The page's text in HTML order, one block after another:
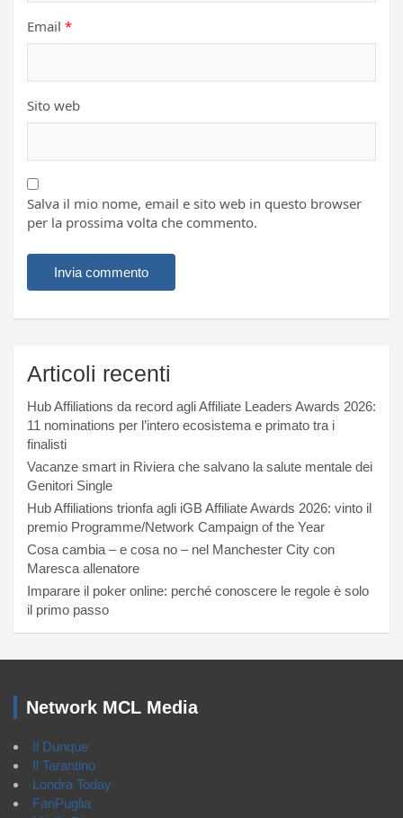
Email *
Sito web
Salva il mio nome, email e sito web in questo browser
per la prossima volta che commento.
Articoli recenti
Hub Affiliations da record agli Affiliate Leaders Awards 2026:
11 nominations per l’intero ecosistema e primato tra i
finalisti
Vacanze smart in Riviera che salvano la salute mentale dei
Genitori Single
Hub Affiliations trionfa agli iGB Affiliate Awards 2026: vinto il
premio Programme/Network Campaign of the Year
Cosa cambia – e cosa no – nel Manchester City con
Maresca allenatore
Imparare il poker online: perché conoscere le regole è solo
il primo passo
Network MCL Media
Il Dunque
Il Tarantino
Londra Today
FanPuglia